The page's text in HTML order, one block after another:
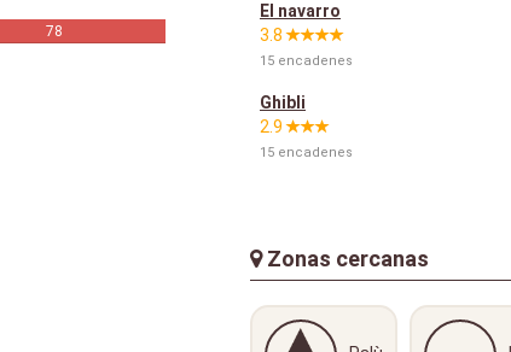
78
El navarro
3.8
15 encadenes
Ghibli
2.9
15 encadenes
Zonas cercanas